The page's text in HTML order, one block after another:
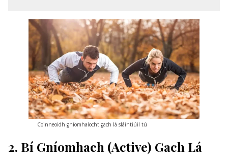
Coinneoidh gníomhaíocht gach lá sláintiúil tú
2. Bí Gníomhach (Active) Gach Lá